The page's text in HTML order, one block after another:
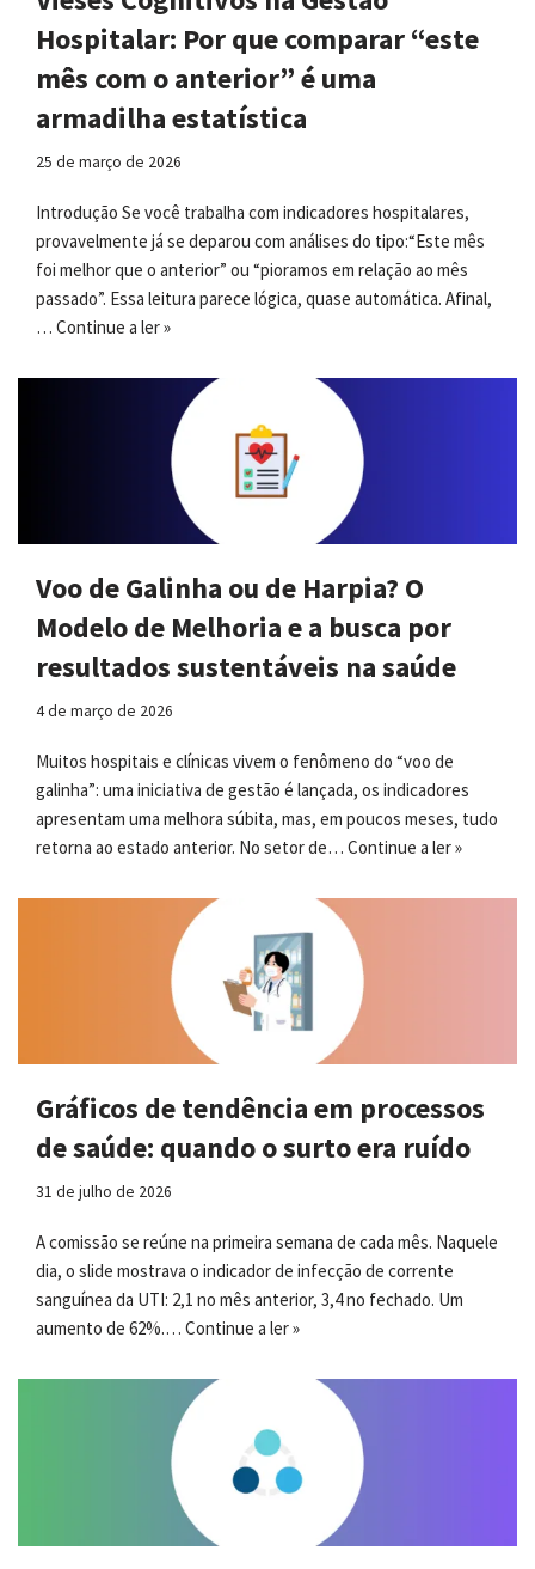
Hospitalar: Por que comparar “este
mês com o anterior” é uma
armadilha estatística
25 de março de 2026
Introdução Se você trabalha com indicadores hospitalares,
provavelmente já se deparou com análises do tipo:“Este mês
foi melhor que o anterior” ou “pioramos em relação ao mês
passado”. Essa leitura parece lógica, quase automática. Afinal,
… Continue a ler »
Voo de Galinha ou de Harpia? O
Modelo de Melhoria e a busca por
resultados sustentáveis na saúde
4 de março de 2026
Muitos hospitais e clínicas vivem o fenômeno do “voo de
galinha”: uma iniciativa de gestão é lançada, os indicadores
apresentam uma melhora súbita, mas, em poucos meses, tudo
retorna ao estado anterior. No setor de… Continue a ler »
Gráficos de tendência em processos
de saúde: quando o surto era ruído
31 de julho de 2026
A comissão se reúne na primeira semana de cada mês. Naquele
dia, o slide mostrava o indicador de infecção de corrente
sanguínea da UTI: 2,1 no mês anterior, 3,4 no fechado. Um
aumento de 62%.… Continue a ler »